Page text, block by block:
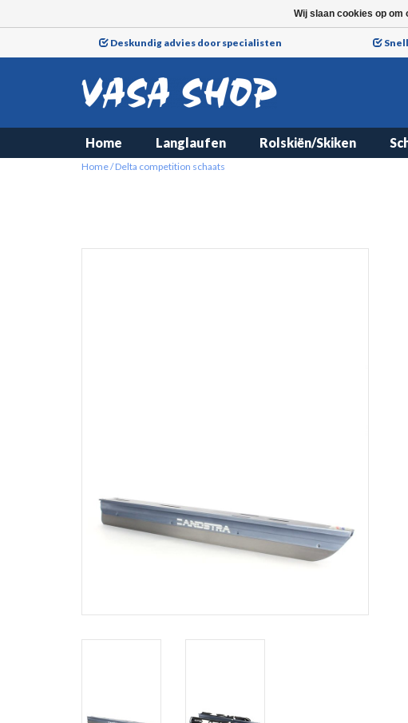
Deskundig advies door specialisten
Home Langlaufen Rolskiën/Skiken
Home/Delta competition schaats
Wij slaan cookies op om